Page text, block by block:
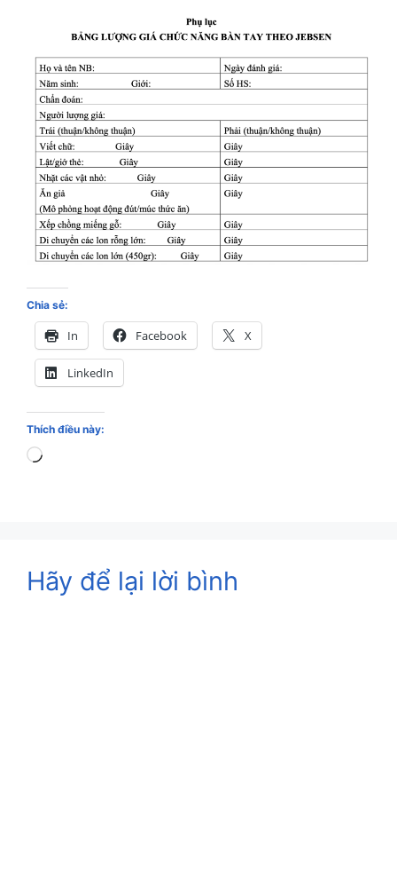
Chia sẻ:
In Facebook X
LinkedIn
Thích điều này:
Loading…
Hãy để lại lời bình